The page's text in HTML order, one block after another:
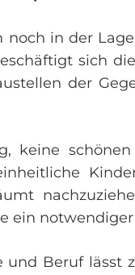
in der
sich
der
keine
notwendiger
Beruf lässt